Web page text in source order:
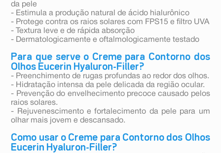
da pele
- Estimula a produção natural de ácido hialurônico
- Protege contra os raios solares com FPS15 e filtro UVA
- Textura leve e de rápida absorção
- Dermatologicamente e oftalmologicamente testado
Para que serve o Creme para Contorno dos
Olhos Eucerin Hyaluron-Filler?
- Preenchimento de rugas profundas ao redor dos olhos.
- Hidratação intensa da pele delicada da região ocular.
- Prevenção do envelhecimento precoce causado pelos
raios solares.
- Rejuvenescimento e fortalecimento da pele para um
olhar mais jovem e descansado.
Como usar o Creme para Contorno dos Olhos
Eucerin Hyaluron-Filler?